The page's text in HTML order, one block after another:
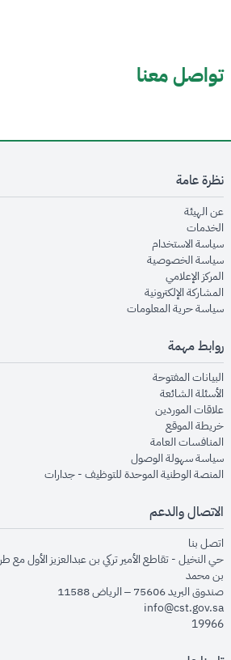
تواصل معنا
نظرة عامة
عن الهيئةopens in new window
الخدماتopens in new window
سياسة الاستخدام
سياسة الخصوصيةopens in new window
المركز الإعلاميopens in new window
المشاركة الإلكترونيةopens in new window
سياسة حرية المعلوماتopens in new window
روابط مهمة
البيانات المفتوحةopens in new window
الأسئلة الشائعةopens in new window
علاقات الموردينopens in new window
خريطة الموقعopens in new window
المنافسات العامةopens in new window
سياسة سهولة الوصولopens in new window
المنصة الوطنية الموحدة للتوظيف - جداراتwindow
الاتصال والدعم
اتصل بنا
حي النخيل - تقاطع الأمير تركي بن عبدالعزيز الأول مع
بن محمد
صندوق البريد 75606 – الرياض 11588
info@cst.gov.sa
19966